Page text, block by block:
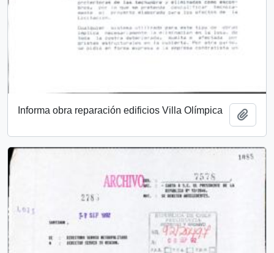
Informa obra reparación edificios Villa Olímpica